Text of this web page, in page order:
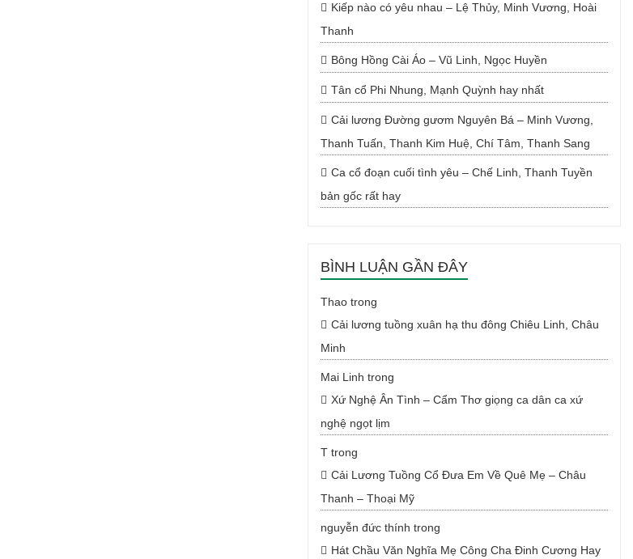
Kiếp nào có yêu nhau – Lệ Thủy, Minh Vương, Hoài
Thanh
Bông Hồng Cài Áo – Vũ Linh, Ngọc Huyền
Tân cổ Phi Nhung, Mạnh Quỳnh hay nhất
Cải lương Đường gươm Nguyên Bá – Minh Vương,
Thanh Tuấn, Thanh Kim Huệ, Chí Tâm, Thanh Sang
Ca cổ đoạn cuối tình yêu – Chế Linh, Thanh Tuyền
bản gốc rất hay
BÌNH LUẬN GẦN ĐÂY
Thaotrong
Cải lương tuồng xuân hạ thu đông Chiêu Linh, Châu
Minh
Mai Linh trong
Xứ Nghệ Ân Tình – Cẩm Thơ giọng ca dân ca xứ
nghệ ngọt lịm
Ttrong
Cải Lương Tuồng Cổ Đưa Em Về Quê Mẹ – Châu
Thanh – Thoại Mỹ
nguyễn đức thính trong
Hát Chầu Văn Nghĩa Mẹ Công Cha Đinh Cương Hay